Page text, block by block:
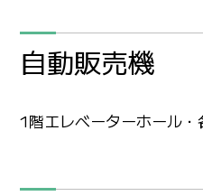
自動販売機
1階エレベーターホール・